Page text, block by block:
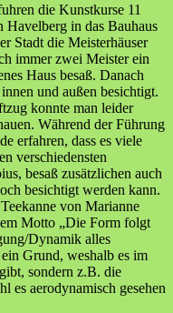
die Kunstkurse 11
Havelberg in das Bauhaus
Stadt die Meisterhäuser
immer zwei Meister ein
Haus besaß. Danach
und außen besichtigt.
konnte man leider
Während der Führung
erfahren, dass es viele
verschiedensten
besaß zusätzlichen auch
besichtigt werden kann.
von Marianne
Motto „Die Form folgt
Dynamik alles
Grund, weshalb es im
sondern z.B. die
es aerodynamisch gesehen